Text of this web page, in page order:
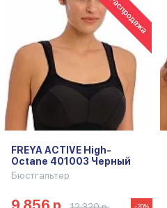
FREYA ACTIVE High-
Octane 401003 Черный
Бюстгальтер
-20%